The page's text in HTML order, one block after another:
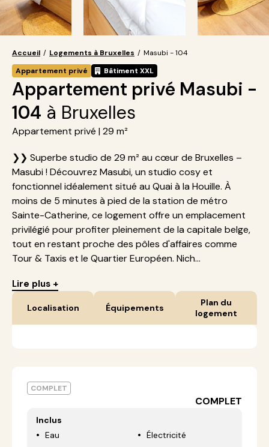
Accueil / Logements à Bruxelles / Masubi - 104
Appartement privé
Bâtiment XXL
Appartement privé Masubi -
104 à Bruxelles
Appartement privé | 29 m²
❯❯ Superbe studio de 29 m² au cœur de Bruxelles –
Masubi ! Découvrez Masubi, un studio cosy et
fonctionnel idéalement situé au Quai à la Houille. À
moins de 5 minutes à pied de la station de métro
Sainte-Catherine, ce logement offre un emplacement
privilégié pour profiter pleinement de la capitale belge,
tout en restant proche des pôles d'affaires comme
Tour & Taxis et le Quartier Européen. Nich...
Lire plus +
Localisation Équipements
Plan du
logement
COMPLET
COMPLET
Inclus
Eau
Électricité